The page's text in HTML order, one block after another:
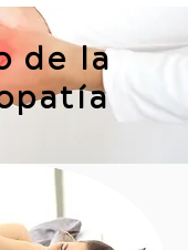
de la